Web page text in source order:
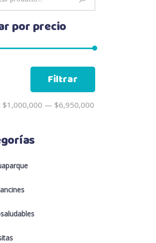
por precio
Filtrar
$1,000,000 — $6,950,000